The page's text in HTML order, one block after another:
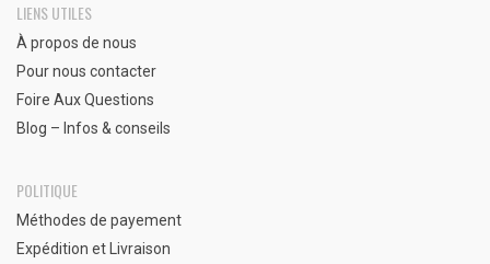
LIENS UTILES
À propos de nous
Pour nous contacter
Foire Aux Questions
Blog – Infos & conseils
POLITIQUE
Méthodes de payement
Expédition et Livraison